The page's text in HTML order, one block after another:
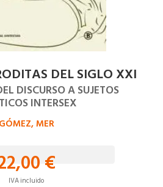
DEL SIGLO XXI
DISCURSO A SUJETOS
INTERSEX
GÓMEZ, MER
€
IVA incluido